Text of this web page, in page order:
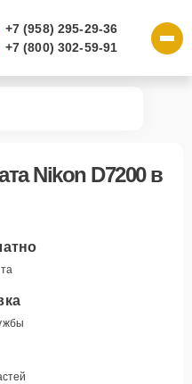
+7 (958) 295-29-36
+7 (800) 302-59-91
Nikon D7200в